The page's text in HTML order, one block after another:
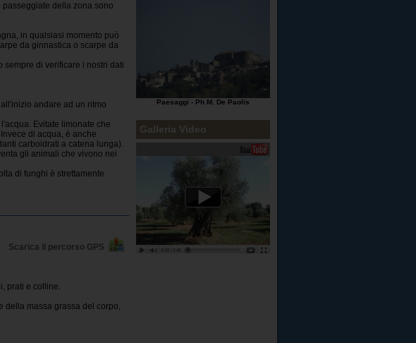
della zona sono
in qualsiasi momento può
da ginnastica o scarpe da
di verificare i nostri dati
andare ad un ritmo
Evitate limonate che
di acqua, è anche
carboidrati a catena lunga).
gli animali che vivono nei
di funghi è strettamente
Scarica il percorso GPS
prati e colline.
della massa grassa del corpo,
Paesaggi - Ph M. De Paolis
Galleria Video